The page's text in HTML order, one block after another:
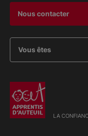
Nous contacter
Vous êtes
LA